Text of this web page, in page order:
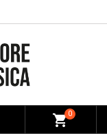
shopping_cart0